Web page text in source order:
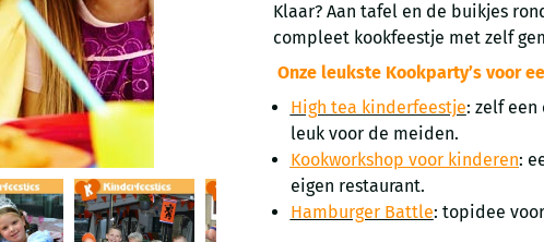
Klaar? Aan tafel en de buikjes
compleet kookfeestje met zelf
Onze leukste Kookparty’s voor
High tea kinderfeestje: zelf een
leuk voor de meiden.
Kookworkshop voor kinderen:
eigen restaurant.
Hamburger Battle: topidee